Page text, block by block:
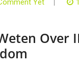
Yet
Over